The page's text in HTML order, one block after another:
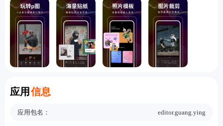
应用 信息
Information
应用包名： editor.guang.ying